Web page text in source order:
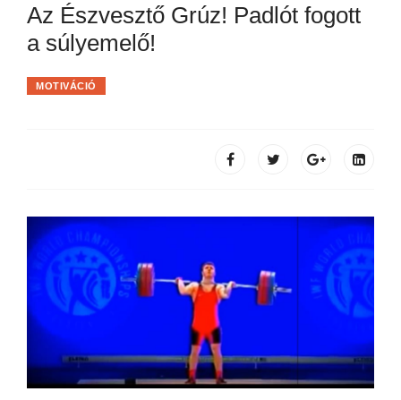
Az Észvesztő Grúz! Padlót fogott
a súlyemelő!
MOTIVÁCIÓ